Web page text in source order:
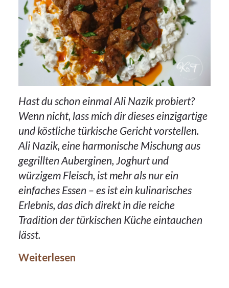
Hast du schon einmal Ali Nazik probiert?
Wenn nicht, lass mich dir dieses einzigartige
und köstliche türkische Gericht vorstellen.
Ali Nazik, eine harmonische Mischung aus
gegrillten Auberginen, Joghurt und
würzigem Fleisch, ist mehr als nur ein
einfaches Essen – es ist ein kulinarisches
Erlebnis, das dich direkt in die reiche
Tradition der türkischen Küche eintauchen
lässt.
Weiterlesen